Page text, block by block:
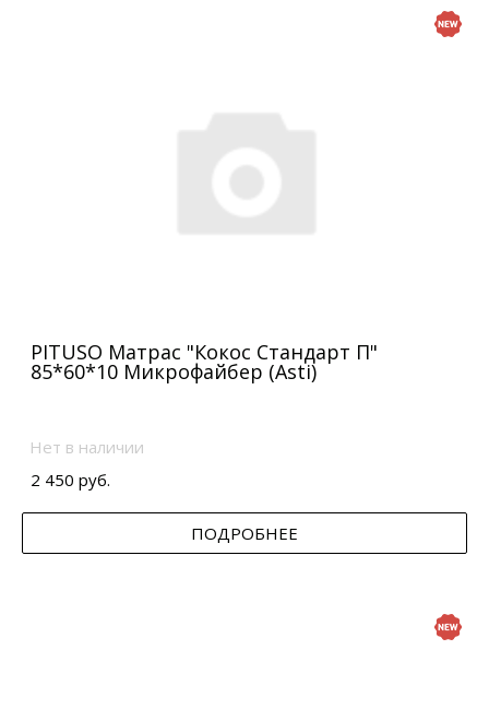
PITUSO Матрас "Кокос Стандарт П"
85*60*10 Микрофайбер (Asti)
Нет в наличии
2 450 руб.
ПОДРОБНЕЕ